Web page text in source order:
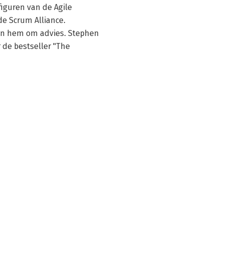
van de Agile
Scrum Alliance.
hem om advies. Stephen
de bestseller "The